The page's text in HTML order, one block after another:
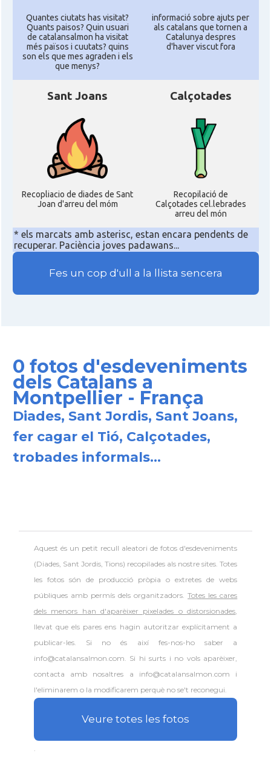
Quantes ciutats has visitat?
Quants paisos? Quin usuari
de catalansalmon ha visitat
més països i cuutats? quins
son els que mes agraden i els
que menys?
informació sobre ajuts per
als catalans que tornen a
Catalunya despres
d'haver viscut fora
Sant Joans
Recopliacio de diades de Sant
Joan d'arreu del móm
Calçotades
Recopilació de
Calçotades cel.lebrades
arreu del món
* els marcats amb asterisc, estan encara pendents de
recuperar. Paciència joves padawans...
Fes un cop d'ull a la llista sencera
0 fotos d'esdeveniments
dels Catalans a
Montpellier - França
Diades, Sant Jordis, Sant Joans,
fer cagar el Tió, Calçotades,
trobades informals...
Aquest és un petit recull aleatori defotos d'esdeveniments
(Diades, Sant Jordis, Tions) recopilades als nostre sites. Totes
les fotos són de producció pròpia o extretes de webs
públiques amb permís dels organitzadors.Totes les cares
dels menors han d'aparèixer pixelades o distorsionades,
llevat que els pares ens hagin autoritzar explícitament a
publicar-les. Si no és així fes-nos-ho saber a
info@catalansalmon.com. Si hi surts i no vols aparèixer,
contacta amb nosaltres a info@catalansalmon.com i
l'eliminarem o la modificarem perquè no se't reconegui.
Veure totes les fotos